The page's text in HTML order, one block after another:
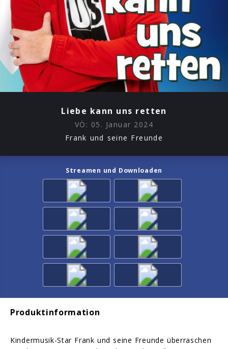
Liebe kann uns retten
VÖ: 05. Januar 2024
Frank und seine Freunde
Streamen und Downloaden
Produktinformation
Kindermusik-Star Frank und seine Freunde überraschen